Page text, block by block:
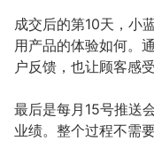
成交后的第10天，小
用产品的体验如何。
户反馈，也让顾客感
最后是每月15号推送
业绩。整个过程不需